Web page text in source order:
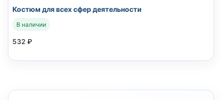
Костюм для всех сфер деятельности
В наличии
532 ₽